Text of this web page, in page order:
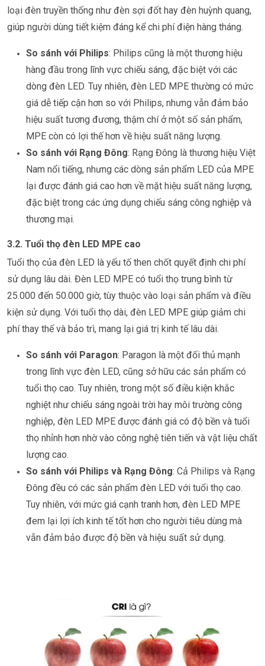
loại đèn truyền thống như đèn sợi đốt hay đèn huỳnh quang,
giúp người dùng tiết kiệm đáng kể chi phí điện hàng tháng.
So sánh với Philips: Philips cũng là một thương hiệu
hàng đầu trong lĩnh vực chiếu sáng, đặc biệt với các
dòng đèn LED. Tuy nhiên, đèn LED MPE thường có mức
giá dễ tiếp cận hơn so với Philips, nhưng vẫn đảm bảo
hiệu suất tương đương, thậm chí ở một số sản phẩm,
MPE còn có lợi thế hơn về hiệu suất năng lượng.
So sánh với Rạng Đông: Rạng Đông là thương hiệu Việt
Nam nổi tiếng, nhưng các dòng sản phẩm LED của MPE
lại được đánh giá cao hơn về mặt hiệu suất năng lượng,
đặc biệt trong các ứng dụng chiếu sáng công nghiệp và
thương mại.
3.2. Tuổi thọ đèn LED MPE cao
Tuổi thọ của đèn LED là yếu tố then chốt quyết định chi phí
sử dụng lâu dài. Đèn LED MPE có tuổi thọ trung bình từ
25.000 đến 50.000 giờ, tùy thuộc vào loại sản phẩm và điều
kiện sử dụng. Với tuổi thọ dài, đèn LED MPE giúp giảm chi
phí thay thế và bảo trì, mang lại giá trị kinh tế lâu dài.
So sánh với Paragon: Paragon là một đối thủ mạnh
trong lĩnh vực đèn LED, cũng sở hữu các sản phẩm có
tuổi thọ cao. Tuy nhiên, trong một số điều kiện khắc
nghiệt như chiếu sáng ngoài trời hay môi trường công
nghiệp, đèn LED MPE được đánh giá có độ bền và tuổi
thọ nhỉnh hơn nhờ vào công nghệ tiên tiến và vật liệu chất
lượng cao.
So sánh với Philips và Rạng Đông: Cả Philips và Rạng
Đông đều có các sản phẩm đèn LED với tuổi thọ cao.
Tuy nhiên, với mức giá cạnh tranh hơn, đèn LED MPE
đem lại lợi ích kinh tế tốt hơn cho người tiêu dùng mà
vẫn đảm bảo được độ bền và hiệu suất sử dụng.